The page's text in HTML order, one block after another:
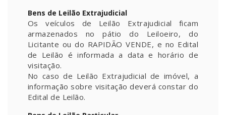
Bens de Leilão Extrajudicial
Os veículos de Leilão Extrajudicial ficam
armazenados no pátio do Leiloeiro, do
Licitante ou do RAPIDÃO VENDE, e no Edital
de Leilão é informada a data e horário de
visitação.
No caso de Leilão Extrajudicial de imóvel, a
informação sobre visitação deverá constar do
Edital de Leilão.